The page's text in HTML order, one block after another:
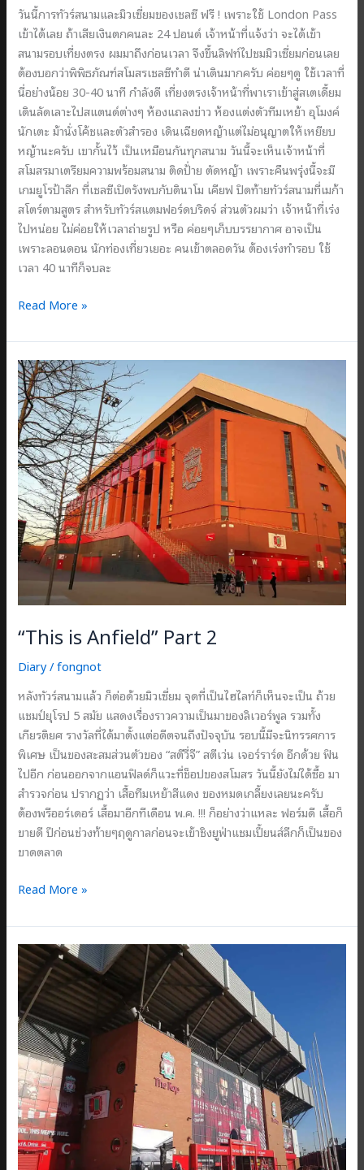
วันนี้การทัวร์สนามและมิวเซี่ยมของเชลซี ฟรี ! เพราะใช้ London Pass
เข้าได้เลย ถ้าเสียเงินตกคนละ 24 ปอนด์ เจ้าหน้าที่แจ้งว่า จะได้เข้า
สนามรอบเที่ยงตรง ผมมาถึงก่อนเวลา จึงขึ้นลิฟท์ไปชมมิวเซี่ยมก่อนเลย
ต้องบอกว่าพิพิธภัณฑ์สโมสรเชลซีทำดี น่าเดินมากครับ ค่อยๆดู ใช้เวลาที่
นี่อย่างน้อย 30-40 นาที กำลังดี เที่ยงตรงเจ้าหน้าที่พาเราเข้าสู่สเตเดี้ยม
เดินลัดเลาะไปสแตนด์ต่างๆ ห้องแถลงข่าว ห้องแต่งตัวทีมเหย้า อุโมงค์
นักเตะ ม้านั่งโค้ชและตัวสำรอง เดินเฉียดหญ้าแต่ไม่อนุญาตให้เหยียบ
หญ้านะครับ เขากั้นไว้ เป็นเหมือนกันทุกสนาม วันนี้จะเห็นเจ้าหน้าที่
สโมสรมาเตรียมความพร้อมสนาม ติดป้่าย ตัดหญ้า เพราะคืนพรุ่งนี้จะมี
เกมยูโรป้าลีก ที่เชลซีเปิดรังพบกับดินาโม เคียฟ ปิดท้ายทัวร์สนามที่เมก้า
สโตร์ตามสูตร สำหรับทัวร์สแตมฟอร์ดบริดจ์ ส่วนตัวผมว่า เจ้าหน้าที่เร่ง
ไปหน่อย ไม่ค่อยให้เวลาถ่ายรูป หรือ ค่อยๆเก็บบรรยากาศ อาจเป็น
เพราะลอนดอน นักท่องเที่ยวเยอะ คนเข้าตลอดวัน ต้องเร่งทำรอบ ใช้
เวลา 40 นาทีก็จบละ
เข้า
สิงโต
น้ำเงิน
คราม
Read More »
“This is Anfield” Part 2
Diary/fongnot
หลังทัวร์สนามแล้ว ก็ต่อด้วยมิวเซี่ยม จุดที่เป็นไฮไลท์ก็เห็นจะเป็น ถ้วย
แชมป์ยุโรป 5 สมัย แสดงเรื่องราวความเป็นมาของลิเวอร์พูล รวมทั้ง
เกียรติยศ รางวัลที่ได้มาตั้งแต่อดีตจนถึงปัจจุบัน รอบนี้มีจะนิทรรศการ
พิเศษ เป็นของสะสมส่วนตัวของ “สตีวี่จี” สตีเว่น เจอร์ราร์ด อีกด้วย ฟิน
ไปอีก ก่อนออกจากแอนฟิลด์ก็แวะที่ช็อปของสโมสร วันนี้ยังไม่ได้ซื้อ มา
สำรวจก่อน ปรากฏว่า เสื้อทีมเหย้าสีแดง ของหมดเกลี้ยงเลยนะครับ
ต้องพรีออร์เดอร์ เสื้อมาอีกทีเดือน พ.ค. !!! ก็อย่างว่าแหละ ฟอร์มดี เสื้อก็
ขายดี ปีก่อนช่วงท้ายๆฤดูกาลก่อนจะเข้าชิงยูฟ่าแชมเปี้ยนส์ลีกก็เป็นของ
ขาดตลาด
“This
Anfield”
Part
2
Read More »